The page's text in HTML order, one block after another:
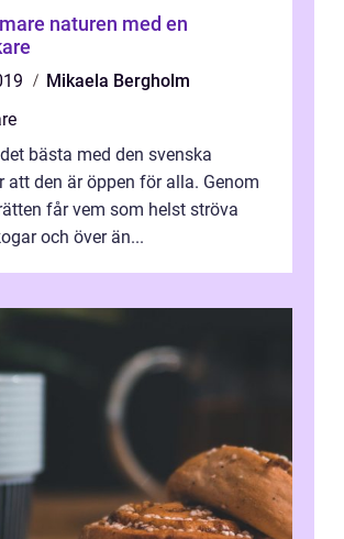
naturen med en
Mikaela Bergholm
bästa med den svenska
att den är öppen för alla. Genom
får vem som helst ströva
och över än...